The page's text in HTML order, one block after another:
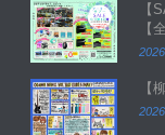
【
【
【